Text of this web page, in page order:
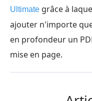
Ultimate grâce à
ajouter n'importe
en profondeur un
mise en page.